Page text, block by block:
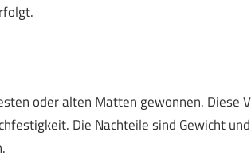
oder alten Matten gewonnen. Diese
Die Nachteile sind Gewicht